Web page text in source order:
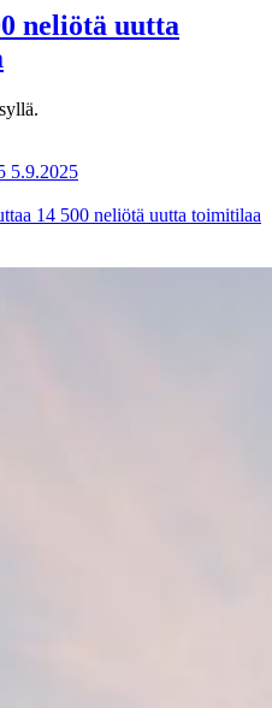
neliötä uutta
5.9.2025
14 500 neliötä uutta toimitilaa